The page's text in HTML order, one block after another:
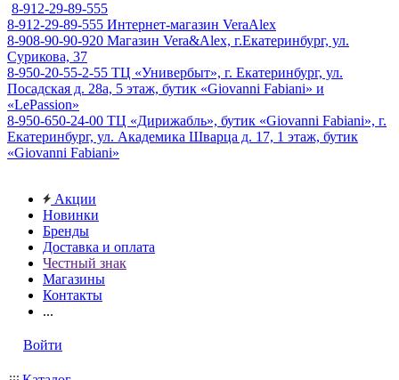
8-912-29-89-555
8-912-29-89-555 Интернет-магазин VeraAlex
8-908-90-90-920 Магазин Vera&Alex, г.Екатеринбург, ул.
Сурикова, 37
8-950-20-55-2-55 ТЦ «Универбыт», г. Екатеринбург, ул.
Посадская д. 28а, 5 этаж, бутик «Giovanni Fabiani» и
«LePassion»
8-950-650-24-00 ТЦ «Дирижабль», бутик «Giovanni Fabiani», г.
Екатеринбург, ул. Академика Шварца д. 17, 1 этаж, бутик
«Giovanni Fabiani»
Акции
Новинки
Бренды
Доставка и оплата
Честный знак
Магазины
Контакты
...
Войти